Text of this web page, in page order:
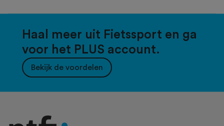
Haal meer uit Fietssport en ga
voor het PLUS account.
Bekijk de voordelen